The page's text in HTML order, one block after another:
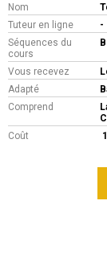
Nom
Tuteur en ligne
-
Séquences du
cours
Vous recevez
Adapté
Comprend
Coût